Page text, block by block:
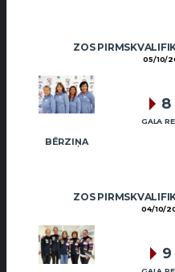
ZOS
05/10/
BĒRZIŅA
8
GALA
ZOS
04/10/
9